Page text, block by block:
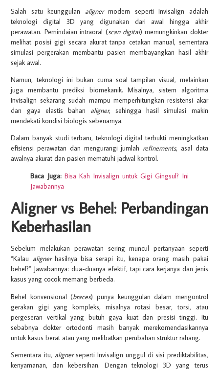
Salah satu keunggulan alignermodern seperti Invisalign adalah
teknologi digital 3D yang digunakan dari awal hingga akhir
perawatan. Pemindaian intraoral (scan digital) memungkinkan dokter
melihat posisi gigi secara akurat tanpa cetakan manual, sementara
simulasi pergerakan membantu pasien membayangkan hasil akhir
sejak awal.
Namun, teknologi ini bukan cuma soal tampilan visual, melainkan
juga membantu prediksi biomekanik. Misalnya, sistem algoritma
Invisalign sekarang sudah mampu memperhitungkan resistensi akar
dan gaya elastis bahan aligner, sehingga hasil simulasi makin
mendekati kondisi biologis sebenarnya.
Dalam banyak studi terbaru, teknologi digital terbukti meningkatkan
efisiensi perawatan dan mengurangi jumlah refinements, asal data
awalnya akurat dan pasien mematuhi jadwal kontrol.
Baca Juga: Bisa Kah Invisalign untuk Gigi Gingsul? Ini
Jawabannya
Aligner vs Behel: Perbandingan
Keberhasilan
Sebelum melakukan perawatan sering muncul pertanyaan seperti
“Kalau aligner hasilnya bisa serapi itu, kenapa orang masih pakai
behel?” Jawabannya: dua-duanya efektif, tapi cara kerjanya dan jenis
kasus yang cocok memang berbeda.
Behel konvensional (braces) punya keunggulan dalam mengontrol
gerakan gigi yang kompleks, misalnya rotasi besar, torsi, atau
pergeseran vertikal yang butuh gaya kuat dan presisi tinggi. Itu
sebabnya dokter ortodonti masih banyak merekomendasikannya
untuk kasus berat atau yang melibatkan perubahan struktur rahang.
Sementara itu, alignerseperti Invisalign unggul di sisi prediktabilitas,
kenyamanan, dan kebersihan. Dengan teknologi 3D yang terus